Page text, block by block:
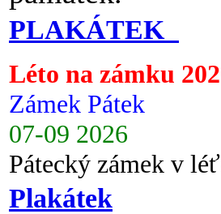
PLAKÁTEK
Léto na zámku
Zámek Pátek
07-09 2026
Pátecký zámek v
Plakátek